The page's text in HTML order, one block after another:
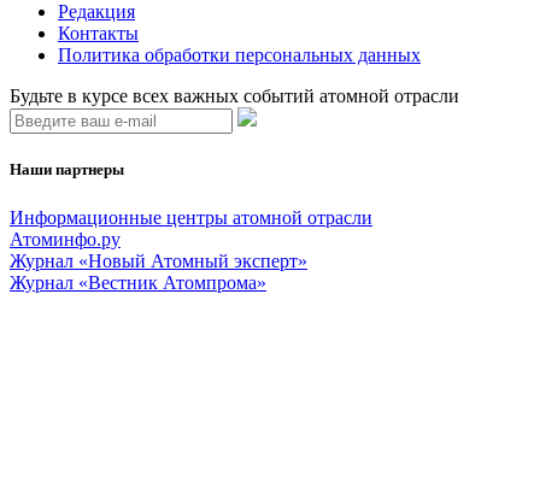
Редакция
Контакты
Политика обработки персональных данных
Будьте в курсе всех важных событий атомной отрасли
Наши партнеры
Информационные центры атомной отрасли
Атоминфо.ру
Журнал «Новый Атомный эксперт»
Журнал «Вестник Атомпрома»